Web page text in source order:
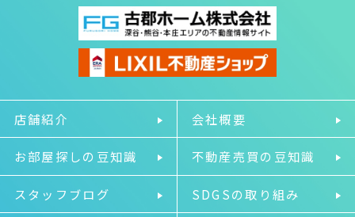
店舗紹介 会社概要
お部屋探しの豆知識 不動産売買の豆知識
スタッフブログ SDGSの取り組み